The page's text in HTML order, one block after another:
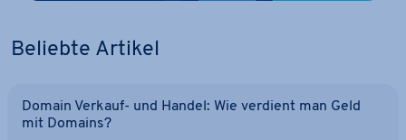
Beliebte Artikel
Domain Verkauf- und Handel: Wie verdient man Geld
mit Domains?